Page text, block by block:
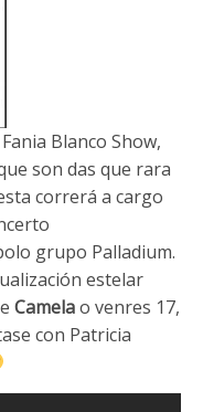
Blanco Show,
son das que rara
correrá a cargo
grupo Palladium.
estelar
Camelao venres 17,
con Patricia